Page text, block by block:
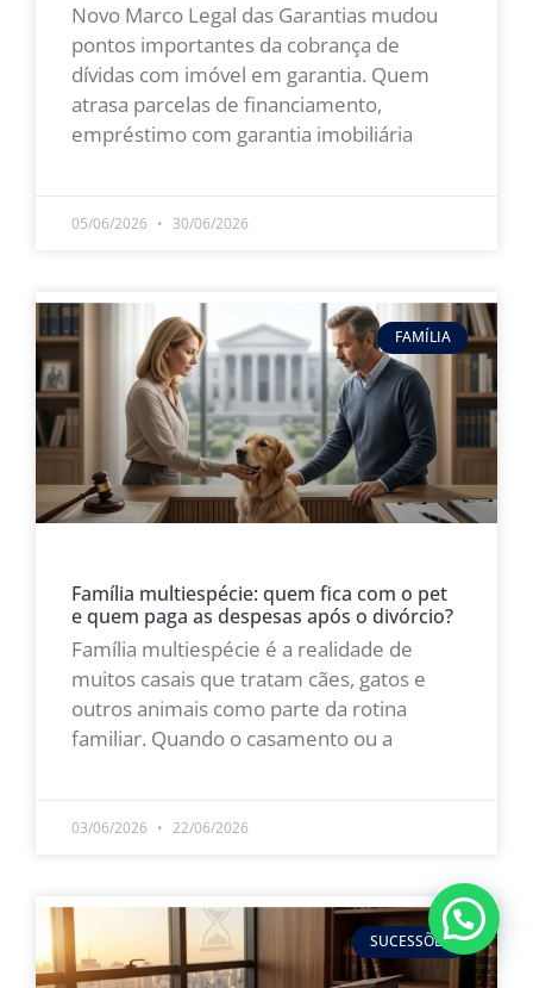
Novo Marco Legal das Garantias mudou
pontos importantes da cobrança de
dívidas com imóvel em garantia. Quem
atrasa parcelas de financiamento,
empréstimo com garantia imobiliária
05/06/2026 30/06/2026
FAMÍLIA
Família multiespécie: quem fica com o pet
e quem paga as despesas após o divórcio?
Família multiespécie é a realidade de
muitos casais que tratam cães, gatos e
outros animais como parte da rotina
familiar. Quando o casamento ou a
03/06/2026 22/06/2026
SUCESSÕES